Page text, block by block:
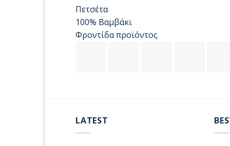
Πετσέτα
100% Βαμβάκι
Φροντίδα προϊόντος
LATEST